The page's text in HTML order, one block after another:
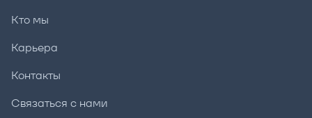
Кто мы
Карьера
Контакты
Связаться с нами